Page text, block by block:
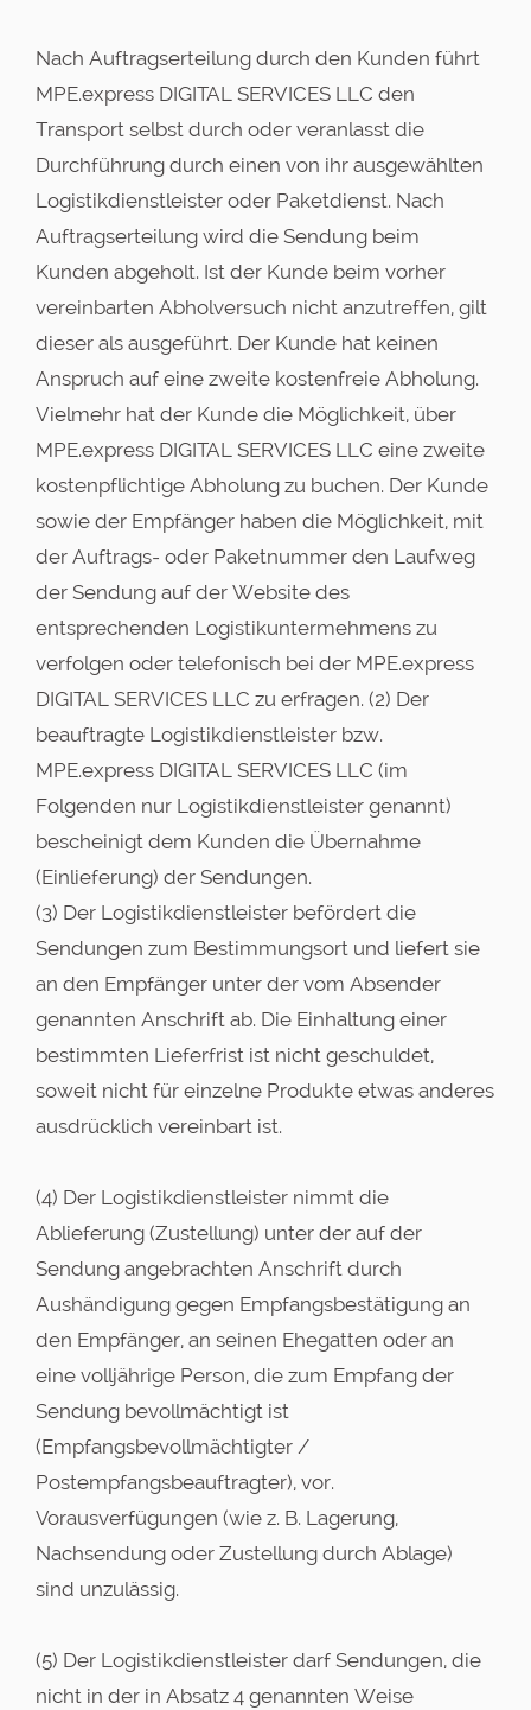
Nach Auftragserteilung durch den Kunden führt
MPE.express DIGITAL SERVICES LLC den
Transport selbst durch oder veranlasst die
Durchführung durch einen von ihr ausgewählten
Logistikdienstleister oder Paketdienst. Nach
Auftragserteilung wird die Sendung beim
Kunden abgeholt. Ist der Kunde beim vorher
vereinbarten Abholversuch nicht anzutreffen, gilt
dieser als ausgeführt. Der Kunde hat keinen
Anspruch auf eine zweite kostenfreie Abholung.
Vielmehr hat der Kunde die Möglichkeit, über
MPE.express DIGITAL SERVICES LLC eine zweite
kostenpflichtige Abholung zu buchen. Der Kunde
sowie der Empfänger haben die Möglichkeit, mit
der Auftrags- oder Paketnummer den Laufweg
der Sendung auf der Website des
entsprechenden Logistikuntermehmens zu
verfolgen oder telefonisch bei der MPE.express
DIGITAL SERVICES LLC zu erfragen. (2) Der
beauftragte Logistikdienstleister bzw.
MPE.express DIGITAL SERVICES LLC (im
Folgenden nur Logistikdienstleister genannt)
bescheinigt dem Kunden die Übernahme
(Einlieferung) der Sendungen.
(3) Der Logistikdienstleister befördert die
Sendungen zum Bestimmungsort und liefert sie
an den Empfänger unter der vom Absender
genannten Anschrift ab. Die Einhaltung einer
bestimmten Lieferfrist ist nicht geschuldet,
soweit nicht für einzelne Produkte etwas anderes
ausdrücklich vereinbart ist.
(4) Der Logistikdienstleister nimmt die
Ablieferung (Zustellung) unter der auf der
Sendung angebrachten Anschrift durch
Aushändigung gegen Empfangsbestätigung an
den Empfänger, an seinen Ehegatten oder an
eine volljährige Person, die zum Empfang der
Sendung bevollmächtigt ist
(Empfangsbevollmächtigter /
Postempfangsbeauftragter), vor.
Vorausverfügungen (wie z. B. Lagerung,
Nachsendung oder Zustellung durch Ablage)
sind unzulässig.
(5) Der Logistikdienstleister darf Sendungen, die
nicht in der in Absatz 4 genannten Weise